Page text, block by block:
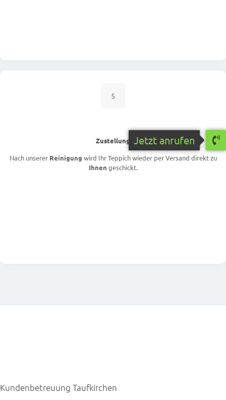
5
Zustellung
Nach unserer Reinigung wird Ihr Teppich wieder per Versand direkt zu
Ihnen geschickt.
Kundenbetreuung Taufkirchen
Jetzt anrufen